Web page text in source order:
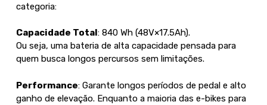
categoria:
Capacidade Total : 840 Wh (48V×17.5Ah).
Ou seja, uma bateria de alta capacidade pensada para
quem busca longos percursos sem limitações.
Performance: Garante longos períodos de pedal e alto
ganho de elevação. Enquanto a maioria das e-bikes para